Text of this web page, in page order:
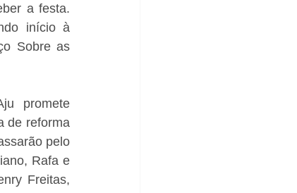
a festa.
início à
Sobre as
promete
de reforma
pelo
Rafa e
Freitas,